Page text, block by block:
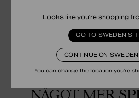
Looks like you're shopping
GO TO SWEDEN
CONTINUE ON
You can change the location you're
4/ 4produkter
NÅGOT MER